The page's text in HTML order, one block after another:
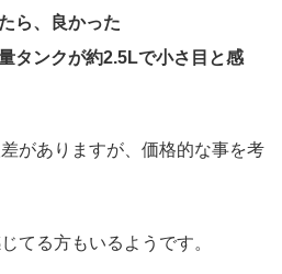
ら、良かった
タンクが約2.5Lで小さ目と感
がありますが、価格的な事を考
てる方もいるようです。